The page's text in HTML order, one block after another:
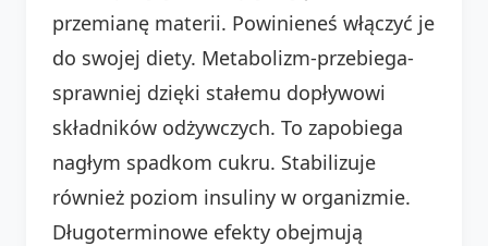
przemianę materii. Powinieneś włączyć je
do swojej diety. Metabolizm-przebiega-
sprawniej dzięki stałemu dopływowi
składników odżywczych. To zapobiega
nagłym spadkom cukru. Stabilizuje
również poziom insuliny w organizmie.
Długoterminowe efekty obejmują